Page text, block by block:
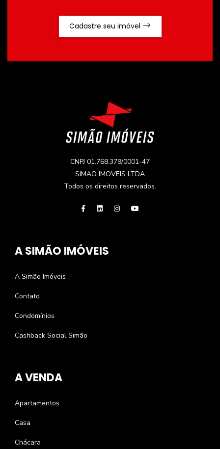
Cadastre seu imóvel
CNPJ 01.768.379/0001-47
SIMAO IMOVEIS LTDA
Todos os direitos reservados.
A SIMÃO IMÓVEIS
A Simão Imóveis
Contato
Condomínios
Cashback Social Simão
A VENDA
Apartamentos
Casa
Chácara